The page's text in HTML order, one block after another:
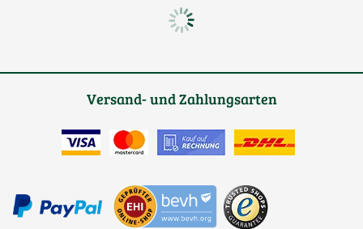
Versand- und Zahlungsarten